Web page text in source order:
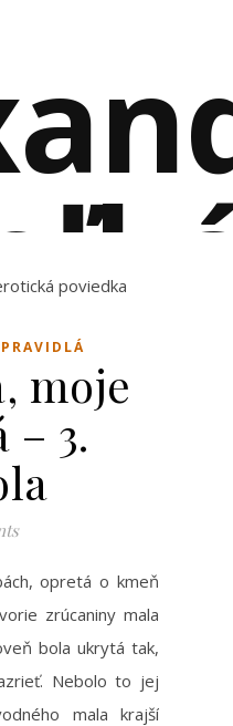
PLNÉ VZŤAHOV A
moje
3.
opretá o kmeň
zrúcaniny mala
bola ukrytá tak,
Nebolo to jej
mala krajší